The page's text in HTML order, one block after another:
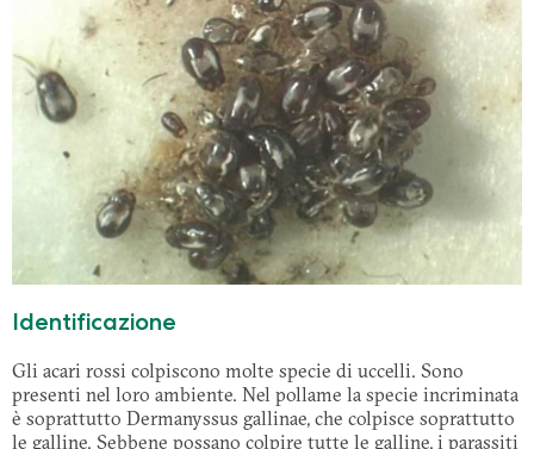
Identificazione
Gli acari rossi colpiscono molte specie di uccelli. Sono
presenti nel loro ambiente. Nel pollame la specie incriminata
è soprattutto Dermanyssus gallinae, che colpisce soprattutto
le galline. Sebbene possano colpire tutte le galline, i parassiti